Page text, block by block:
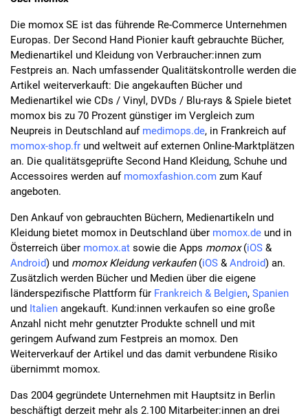
Die momox SE ist das führende Re-Commerce Unternehmen
Europas. Der Second Hand Pionier kauft gebrauchte Bücher,
Medienartikel und Kleidung von Verbraucher:innen zum
Festpreis an. Nach umfassender Qualitätskontrolle werden die
Artikel weiterverkauft: Die angekauften Bücher und
Medienartikel wie CDs / Vinyl, DVDs / Blu-rays & Spiele bietet
momox bis zu 70 Prozent günstiger im Vergleich zum
Neupreis in Deutschland auf medimops.de, in Frankreich auf
momox-shop.fr und weltweit auf externen Online-Marktplätzen
an. Die qualitätsgeprüfte Second Hand Kleidung, Schuhe und
Accessoires werden auf momoxfashion.com zum Kauf
angeboten.
Den Ankauf von gebrauchten Büchern, Medienartikeln und
Kleidung bietet momox in Deutschland über momox.de und in
Österreich über momox.at sowie die Apps momox(iOS &
Android) und momox Kleidung verkaufen(iOS & Android) an.
Zusätzlich werden Bücher und Medien über die eigene
länderspezifische Plattform für Frankreich & Belgien, Spanien
und Italien angekauft. Kund:innen verkaufen so eine große
Anzahl nicht mehr genutzter Produkte schnell und mit
geringem Aufwand zum Festpreis an momox. Den
Weiterverkauf der Artikel und das damit verbundene Risiko
übernimmt momox.
Das 2004 gegründete Unternehmen mit Hauptsitz in Berlin
beschäftigt derzeit mehr als 2.100 Mitarbeiter:innen an drei